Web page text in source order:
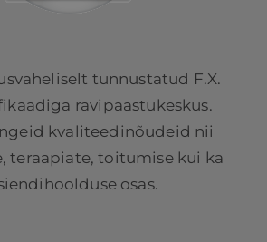
tunnustatud F.X.
ravipaastukeskus.
kvaliteedinõudeid nii
teraapiate, toitumise kui ka
osas.